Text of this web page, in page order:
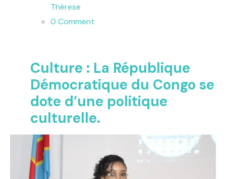
Thèrese
0 Comment
Culture : La République
Démocratique du Congo se
dote d’une politique
culturelle.